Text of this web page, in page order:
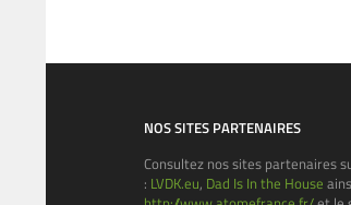
NOS SITES PARTENAIRES
Consultez nos sites partenaires
: LVDK.eu, Dad Is In the House